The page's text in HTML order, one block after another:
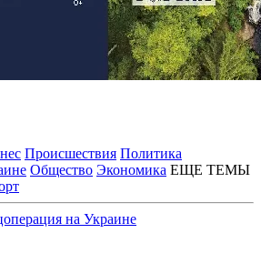
Происшествия Политика
Общество Экономика ЕЩЕ ТЕМЫ
на Украине